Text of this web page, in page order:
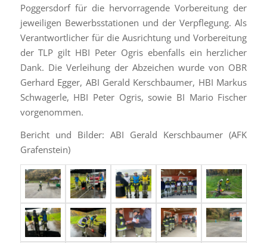
Poggersdorf für die hervorragende Vorbereitung der
jeweiligen Bewerbsstationen und der Verpflegung. Als
Verantwortlicher für die Ausrichtung und Vorbereitung
der TLP gilt HBI Peter Ogris ebenfalls ein herzlicher
Dank. Die Verleihung der Abzeichen wurde von OBR
Gerhard Egger, ABI Gerald Kerschbaumer, HBI Markus
Schwagerle, HBI Peter Ogris, sowie BI Mario Fischer
vorgenommen.
Bericht und Bilder: ABI Gerald Kerschbaumer (AFK
Grafenstein)